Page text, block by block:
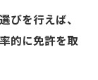
びを行えば、
的に免許を取